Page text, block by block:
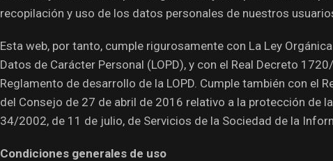
recopilación y uso de los datos personales de nuestros
Esta web, por tanto, cumple rigurosamente con La Ley
Datos de Carácter Personal (LOPD), y con el Real Decreto
Reglamento de desarrollo de la LOPD. Cumple también con el
del Consejo de 27 de abril de 2016 relativo a la protección de
34/2002, de 11 de julio, de Servicios de la Sociedad de la
Condiciones generales de uso